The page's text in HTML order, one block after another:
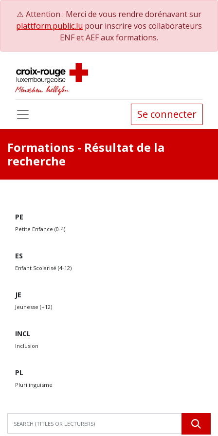
⚠️ Attention : Merci de vous rendre dorénavant sur
plattform.public.lu pour inscrire vos collaborateurs
ENF et AEF aux formations.
Se connecter
Formations - Résultat de la
recherche
PE
Petite Enfance (0-4)
ES
Enfant Scolarisé (4-12)
JE
Jeunesse (+12)
INCL
Inclusion
PL
Plurilinguisme